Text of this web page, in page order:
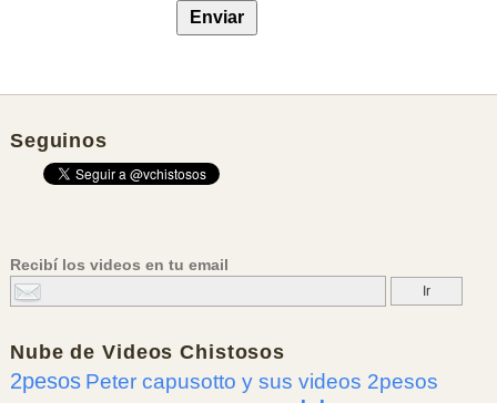
Seguinos
Recibí los videos en tu email
Nube deVideos Chistosos
2pesos Peter capusotto y sus videos 2pesos